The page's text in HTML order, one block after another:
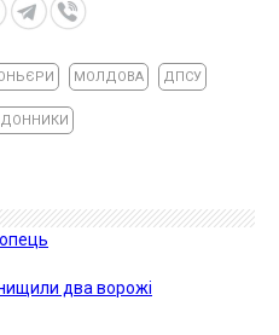
МОЛДОВА ДПСУ
два ворожі